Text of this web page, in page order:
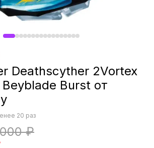
Deathscyther 2Vortex
Burst от
20 раз
₽